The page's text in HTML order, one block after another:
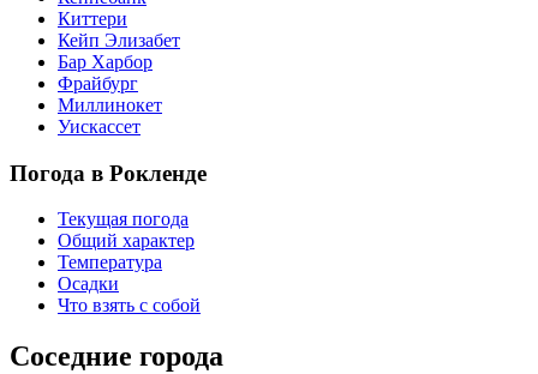
Киттери
Кейп Элизабет
Бар Харбор
Фрайбург
Миллинокет
Уискассет
Погода в Рокленде
Текущая погода
Общий характер
Температура
Осадки
Что взять с собой
Соседние города